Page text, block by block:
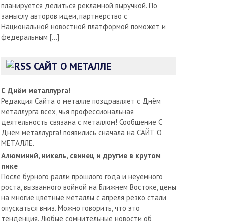
планируется делиться рекламной выручкой. По
замыслу авторов идеи, партнерство с
Национальной новостной платформой поможет и
федеральным […]
САЙТ О МЕТАЛЛЕ
С Днём металлурга!
Редакция Сайта о металле поздравляет с Днём
металлурга всех, чья профессиональная
деятельность связана с металлом! Сообщение С
Днём металлурга! появились сначала на САЙТ О
МЕТАЛЛЕ.
Алюминий, никель, свинец и другие в крутом
пике
После бурного ралли прошлого года и неуемного
роста, вызванного войной на Ближнем Востоке, цены
на многие цветные металлы с апреля резко стали
опускаться вниз. Можно говорить, что это
тенденция. Любые сомнительные новости об